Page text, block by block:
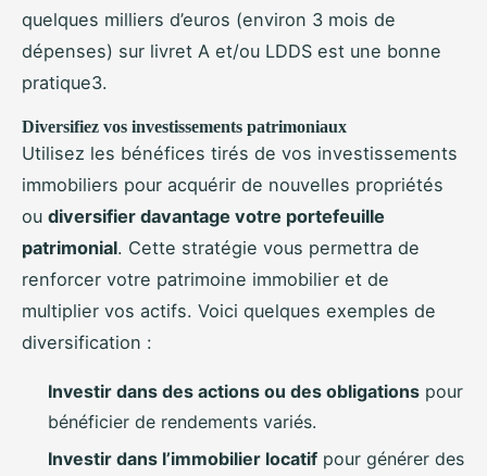
quelques milliers d’euros (environ 3 mois de
dépenses) sur livret A et/ou LDDS est une bonne
pratique3.
Diversifiez vos investissements patrimoniaux
Utilisez les bénéfices tirés de vos investissements
immobiliers pour acquérir de nouvelles propriétés
ou diversifier davantage votre portefeuille
patrimonial. Cette stratégie vous permettra de
renforcer votre patrimoine immobilier et de
multiplier vos actifs. Voici quelques exemples de
diversification :
Investir dans des actions ou des obligations pour
bénéficier de rendements variés.
Investir dans l’immobilier locatif pour générer des